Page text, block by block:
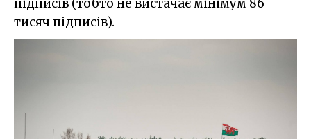
підписів (тобто не вистачає мінімум 86
тисяч підписів).